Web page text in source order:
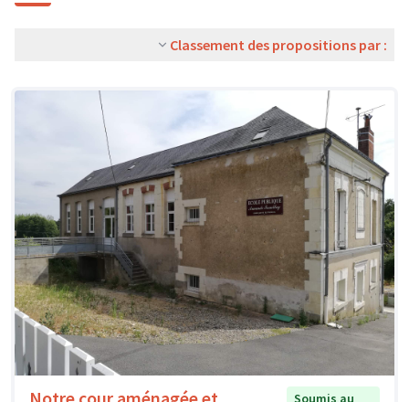
Classement des propositions par :
Soumis au